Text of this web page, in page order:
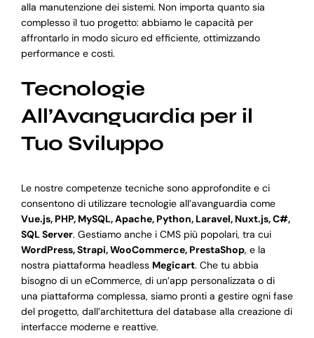
alla manutenzione dei sistemi. Non importa quanto sia
complesso il tuo progetto: abbiamo le capacità per
affrontarlo in modo sicuro ed efficiente, ottimizzando
performance e costi.
Tecnologie
All’Avanguardia per il
Tuo Sviluppo
Le nostre competenze tecniche sono approfondite e ci
consentono di utilizzare tecnologie all’avanguardia come
Vue.js, PHP, MySQL, Apache, Python, Laravel, Nuxt.js, C#,
SQL Server. Gestiamo anche i CMS più popolari, tra cui
WordPress, Strapi, WooCommerce, PrestaShop, e la
nostra piattaforma headless Megicart. Che tu abbia
bisogno di un eCommerce, di un’app personalizzata o di
una piattaforma complessa, siamo pronti a gestire ogni fase
del progetto, dall’architettura del database alla creazione di
interfacce moderne e reattive.